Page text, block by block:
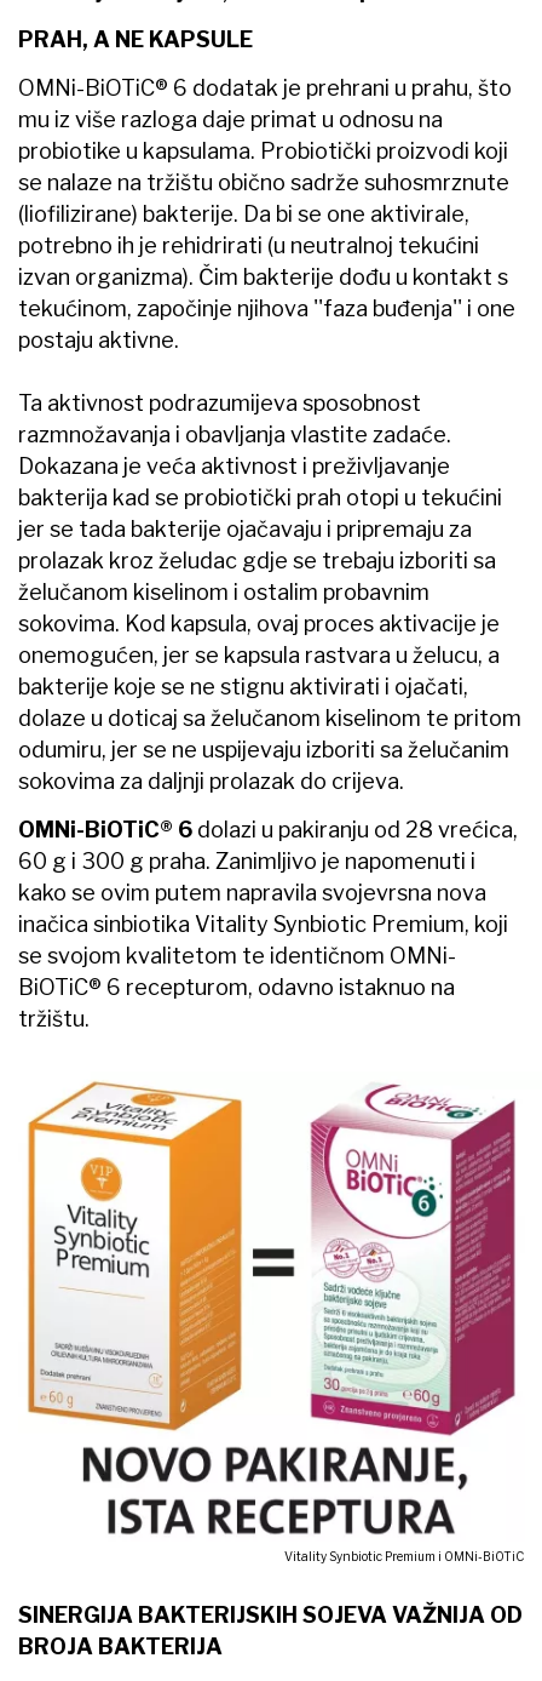
PRAH, A NE KAPSULE
OMNi-BiOTiC® 6 dodatak je prehrani u prahu, što
mu iz više razloga daje primat u odnosu na
probiotike u kapsulama. Probiotički proizvodi koji
se nalaze na tržištu obično sadrže suhosmrznute
(liofilizirane) bakterije. Da bi se one aktivirale,
potrebno ih je rehidrirati (u neutralnoj tekućini
izvan organizma). Čim bakterije dođu u kontakt s
tekućinom, započinje njihova ''faza buđenja'' i one
postaju aktivne.
Ta aktivnost podrazumijeva sposobnost
razmnožavanja i obavljanja vlastite zadaće.
Dokazana je veća aktivnost i preživljavanje
bakterija kad se probiotički prah otopi u tekućini
jer se tada bakterije ojačavaju i pripremaju za
prolazak kroz želudac gdje se trebaju izboriti sa
želučanom kiselinom i ostalim probavnim
sokovima. Kod kapsula, ovaj proces aktivacije je
onemogućen, jer se kapsula rastvara u želucu, a
bakterije koje se ne stignu aktivirati i ojačati,
dolaze u doticaj sa želučanom kiselinom te pritom
odumiru, jer se ne uspijevaju izboriti sa želučanim
sokovima za daljnji prolazak do crijeva.
OMNi-BiOTiC® 6 dolazi u pakiranju od 28 vrećica,
60 g i 300 g praha. Zanimljivo je napomenuti i
kako se ovim putem napravila svojevrsna nova
inačica sinbiotika Vitality Synbiotic Premium, koji
se svojom kvalitetom te identičnom OMNi-
BiOTiC® 6 recepturom, odavno istaknuo na
tržištu.
Vitality Synbiotic Premium i OMNi-BiOTiC
SINERGIJA BAKTERIJSKIH SOJEVA VAŽNIJA OD
BROJA BAKTERIJA